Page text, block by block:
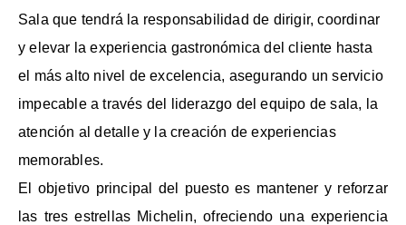
Sala que tendrá la responsabilidad de dirigir, coordinar
y elevar la experiencia gastronómica del cliente hasta
el más alto nivel de excelencia, asegurando un servicio
impecable a través del liderazgo del equipo de sala, la
atención al detalle y la creación de experiencias
memorables.
El objetivo principal del puesto es mantener y reforzar
las tres estrellas Michelin, ofreciendo una experiencia